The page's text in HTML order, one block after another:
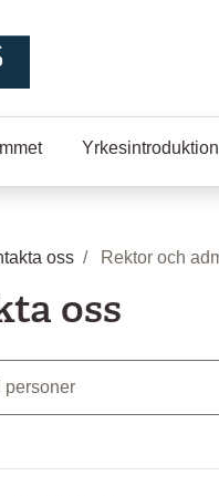
oss Rektor och
oss